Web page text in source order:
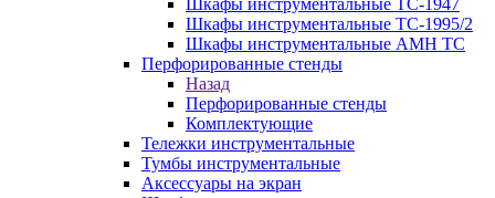
Шкафы инструментальные TC-1947
Шкафы инструментальные TC-1995/2
Шкафы инструментальные AMH TC
Перфорированные стенды
Назад
Перфорированные стенды
Комплектующие
Тележки инструментальные
Тумбы инструментальные
Аксессуары на экран